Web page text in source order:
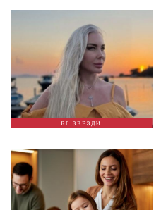
БГ ЗВЕЗДИ